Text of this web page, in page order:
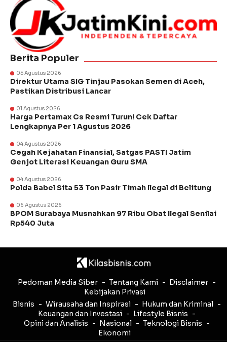
Berita Populer
05 Agustus 2026
Direktur Utama SIG Tinjau Pasokan Semen di Aceh,
Pastikan Distribusi Lancar
01 Agustus 2026
Harga Pertamax Cs Resmi Turun! Cek Daftar
Lengkapnya Per 1 Agustus 2026
04 Agustus 2026
Cegah Kejahatan Finansial, Satgas PASTI Jatim
Genjot Literasi Keuangan Guru SMA
04 Agustus 2026
Polda Babel Sita 53 Ton Pasir Timah Ilegal di Belitung
06 Agustus 2026
BPOM Surabaya Musnahkan 97 Ribu Obat Ilegal Senilai
Rp540 Juta
Pedoman Media Siber Tentang Kami
Disclaimer
Kebijakan Privasi
Bisnis
Wirausaha dan Inspirasi
Hukum dan Kriminal
Keuangan dan Investasi
Lifestyle Bisnis
Opini dan Analisis
Nasional
Teknologi Bisnis
Ekonomi